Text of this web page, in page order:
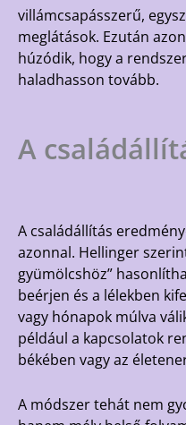
villámcsapásszerű,
meglátások. Ezután
húzódik, hogy a
haladhasson tovább.
A
A családállítás
azonnal. Hellinger
gyümölcshöz”
beérjen és a lélekben
vagy hónapok múlva
például a kapcsolatok
békében vagy az
A módszer tehát nem